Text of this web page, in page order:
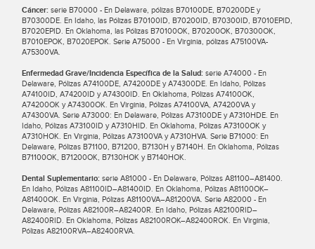
Cáncer: serie B70000 - En Delaware, pólizas B70100DE, B70200DE y
B70300DE. En Idaho, las Pólizas B70100ID, B70200ID, B70300ID, B7010EPID,
B7020EPID. En Oklahoma, las Pólizas B70100OK, B70200OK, B70300OK,
B7010EPOK, B7020EPOK. Serie A75000 - En Virginia, pólizas A75100VA-
A75300VA.
Enfermedad Grave/Incidencia Específica de la Salud: serie A74000 - En
Delaware, Pólizas A74100DE, A74200DE y A74300DE. En Idaho, Pólizas
A74100ID, A74200ID y A74300ID. En Oklahoma, Pólizas A74100OK,
A74200OK y A74300OK. En Virginia, Pólizas A74100VA, A74200VA y
A74300VA. Serie A73000: En Delaware, Pólizas A73100DE y A7310HDE. En
Idaho, Pólizas A73100ID y A7310HID. En Oklahoma, Pólizas A73100OK y
A7310HOK. En Virginia, Pólizas A73100VA y A7310HVA. Serie B71000: En
Delaware, Pólizas B71100, B71200, B7130H y B7140H. En Oklahoma, Pólizas
B71100OK, B71200OK, B7130HOK y B7140HOK.
Dental Suplementario: serie A81000 - En Delaware, Pólizas A81100–A81400.
En Idaho, Pólizas A81100ID–A81400ID. En Oklahoma, Pólizas A81100OK–
A81400OK. En Virginia, Pólizas A81100VA–A81200VA. Serie A82000 - En
Delaware, Pólizas A82100R–A82400R. En Idaho, Pólizas A82100RID–
A82400RID. En Oklahoma, Pólizas A82100ROK–A82400ROK. En Virginia,
Pólizas A82100RVA–A82400RVA.